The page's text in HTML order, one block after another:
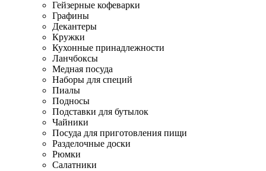
Гейзерные кофеварки
Графины
Декантеры
Кружки
Кухонные принадлежности
Ланчбоксы
Медная посуда
Наборы для специй
Пиалы
Подносы
Подставки для бутылок
Чайники
Посуда для приготовления пищи
Разделочные доски
Рюмки
Салатники